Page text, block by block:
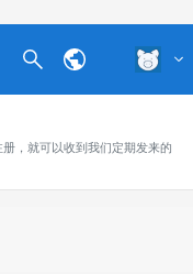
，就可以收到我们定期发来的